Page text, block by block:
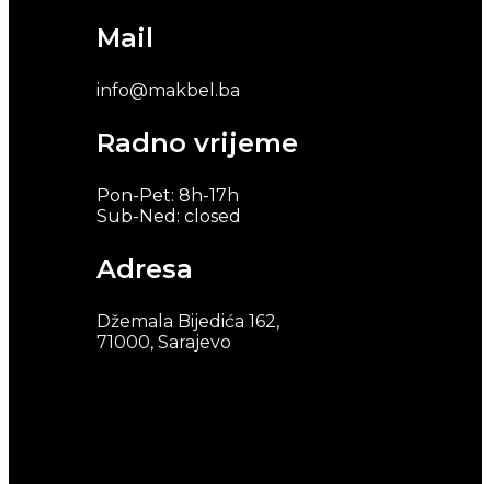
Mail
info@makbel.ba
Radno vrijeme
Pon-Pet: 8h-17h
Sub-Ned: closed
Adresa
Džemala Bijedića 162,
71000, Sarajevo